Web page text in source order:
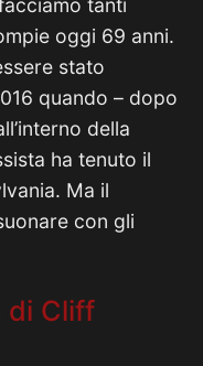
tanti
oggi 69 anni.
stato
quando – dopo
della
ha tenuto il
Ma il
con gli
di Cliff